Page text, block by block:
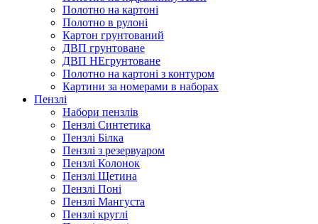
Полотно на картоні
Полотно в рулоні
Картон грунтований
ДВП грунтоване
ДВП НЕгрунтоване
Полотно на картоні з контуром
Картини за номерами в наборах
Пензлі
Набори пензлів
Пензлі Синтетика
Пензлі Білка
Пензлі з резервуаром
Пензлі Колонок
Пензлі Щетина
Пензлі Поні
Пензлі Мангуста
Пензлі круглі